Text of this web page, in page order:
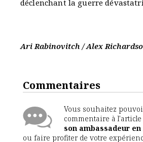
déclenchant la guerre
Ari Rabinovitch / Alex
Commentaires
Vous souhaitez
commentaire à l'article
son ambassadeur
ou faire profiter de votre